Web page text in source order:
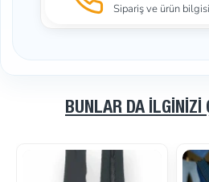
Sipariş ve ürün
BUNLAR DA İLGINIZI